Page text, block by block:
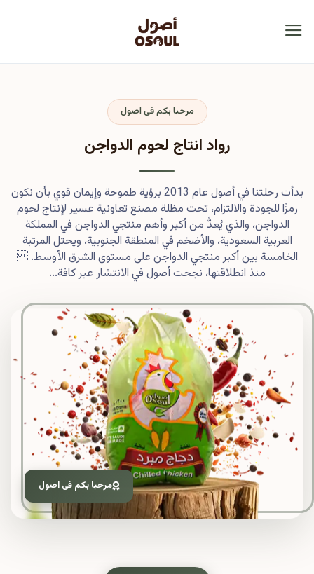
مرحبا بكم فى اصول
مرحبا بكم فى اصول
رواد انتاج لحوم الدواجن
بدأت رحلتنا في أصول عام 2013 برؤية طموحة وإيمان قوي بأن نكون
رمزًا للجودة والالتزام، تحت مظلة مصنع تعاونية عسير لإنتاج لحوم
الدواجن، والذي يُعدُّ من أكبر وأهم منتجي الدواجن في المملكة
العربية السعودية، والأضخم في المنطقة الجنوبية، ويحتل المرتبة
الخامسة بين أكبر منتجي الدواجن على مستوى الشرق الأوسط.
منذ انطلاقتها، نجحت أصول في الانتشار عبر كافة...